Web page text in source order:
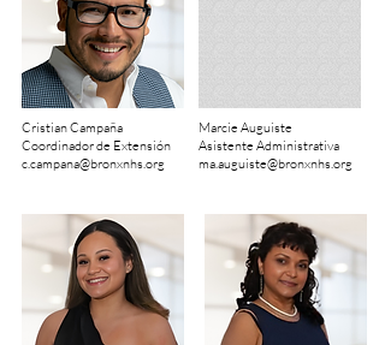
​Cristian Campaña
Coordinador de Extensión
c.campana@bronxnhs.org
Marcie Auguiste
Asistente Administrativa
ma.auguiste@bronxnhs.org